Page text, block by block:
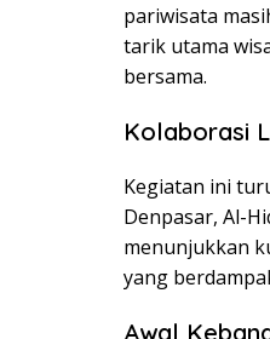
pariwisata
tarik utama
bersama.
Kolaborasi
Kegiatan ini
Denpasar, Al-
menunjukkan
yang
Awal